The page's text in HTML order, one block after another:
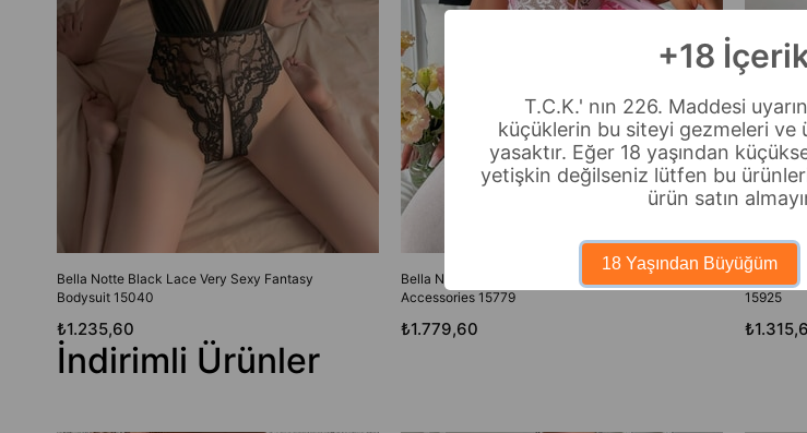
Bella Notte Black Lace Very Sexy Fantasy
Bodysuit 15040
₺1.235,60
Bella Notte Pink Lace Detailed Nightgown with
Accessories 15779
₺1.779,60
Bella
15925
İndirimli Ürünler
+18
T.C.K.' nın 226. Maddesi
küçüklerin bu siteyi gezmeleri ve
yasaktır. Eğer 18 yaşından
yetişkin değilseniz lütfen bu
ürün satın
18 Yaşından Büyüğüm